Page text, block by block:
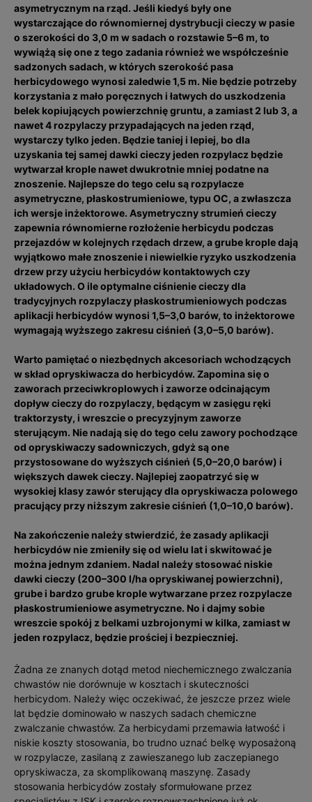
asymetrycznym na rząd. Jeśli kiedyś były one
wystarczające do równomiernej dystrybucji cieczy w pasie
o szerokości do 3,0 m w sadach o rozstawie 5–6 m, to
wywiążą się one z tego zadania również we współcześnie
sadzonych sadach, w których szerokość pasa
herbicydowego wynosi zaledwie 1,5 m. Nie będzie potrzeby
korzystania z mało poręcznych i łatwych do uszkodzenia
belek kopiujących powierzchnię gruntu, a zamiast 2 lub 3, a
nawet 4 rozpylaczy przypadających na jeden rząd,
wystarczy tylko jeden. Będzie taniej i lepiej, bo dla
uzyskania tej samej dawki cieczy jeden rozpylacz będzie
wytwarzał krople nawet dwukrotnie mniej podatne na
znoszenie. Najlepsze do tego celu są rozpylacze
asymetryczne, płaskostrumieniowe, typu OC, a zwłaszcza
ich wersje inżektorowe. Asymetryczny strumień cieczy
zapewnia równomierne rozłożenie herbicydu podczas
przejazdów w kolejnych rzędach drzew, a grube krople dają
wyjątkowo małe znoszenie i niewielkie ryzyko uszkodzenia
drzew przy użyciu herbicydów kontaktowych czy
układowych. O ile optymalne ciśnienie cieczy dla
tradycyjnych rozpylaczy płaskostrumieniowych podczas
aplikacji herbicydów wynosi 1,5–3,0 barów, to inżektorowe
wymagają wyższego zakresu ciśnień (3,0–5,0 barów).
Warto pamiętać o niezbędnych akcesoriach wchodzących
w skład opryskiwacza do herbicydów. Zapomina się o
zaworach przeciwkroplowych i zaworze odcinającym
dopływ cieczy do rozpylaczy, będącym w zasięgu ręki
traktorzysty, i wreszcie o precyzyjnym zaworze
sterującym. Nie nadają się do tego celu zawory pochodzące
od opryskiwaczy sadowniczych, gdyż są one
przystosowane do wyższych ciśnień (5,0–20,0 barów) i
większych dawek cieczy. Najlepiej zaopatrzyć się w
wysokiej klasy zawór sterujący dla opryskiwacza polowego
pracujący przy niższym zakresie ciśnień (1,0–10,0 barów).
Na zakończenie należy stwierdzić, że zasady aplikacji
herbicydów nie zmieniły się od wielu lat i skwitować je
można jednym zdaniem. Nadal ­należy stosować niskie
dawki cieczy (200–300 l/ha opryskiwanej powierzchni),
grube i bardzo grube krople wytwarzane przez rozpylacze
płaskostrumieniowe asymetryczne. No i dajmy sobie
wreszcie spokój z belkami uzbrojonymi w kilka, zamiast w
jeden rozpylacz, będzie proś­ciej i bezpieczniej.
Żadna ze znanych dotąd metod niechemicznego zwalczania
chwastów nie dorównuje w kosztach i skuteczności
herbicydom. Należy więc oczekiwać, że jeszcze przez wiele
lat będzie dominowało w naszych sadach chemiczne
zwalczanie chwastów. Za herbicydami przemawia łatwość i
niskie koszty stosowania, bo trudno uznać belkę wyposażoną
w rozpylacze, zasilaną z zawieszanego lub zaczepianego
opryskiwacza, za skomplikowaną maszynę. Zasady
stosowania herbicydów zostały sformułowane przez